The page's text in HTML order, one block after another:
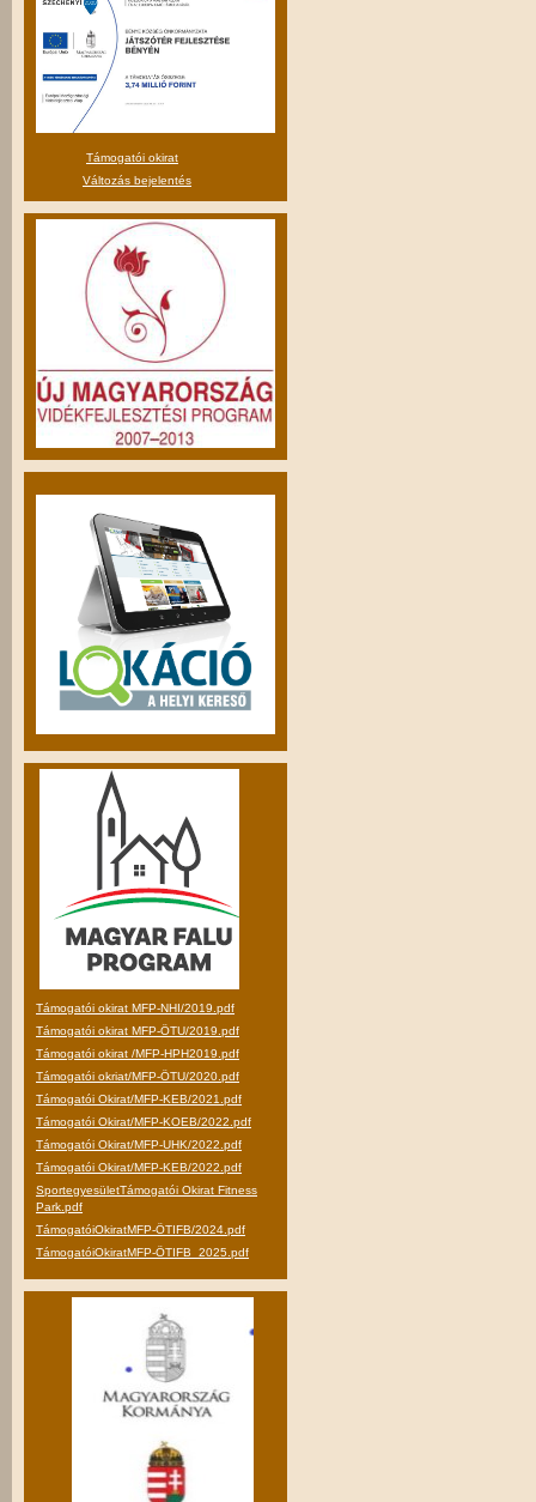
Támogatói okirat
Változás bejelentés
Támogatói okirat MFP-NHI/2019.pdf
Támogatói okirat MFP-ÖTU/2019.pdf
Támogatói okirat /MFP-HPH2019.pdf
Támogatói okriat/MFP-ÖTU/2020.pdf
Támogatói Okirat/MFP-KEB/2021.pdf
Támogatói Okirat/MFP-KOEB/2022.pdf
Támogatói Okirat/MFP-UHK/2022.pdf
Támogatói Okirat/MFP-KEB/2022.pdf
SportegyesületTámogatói Okirat Fitness
Park.pdf
TámogatóiOkiratMFP-ÖTIFB/2024.pdf
TámogatóiOkiratMFP-ÖTIFB_2025.pdf